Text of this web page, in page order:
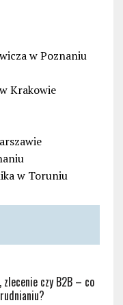
w Poznaniu
Krakowie
w Toruniu
zlecenie czy B2B – co